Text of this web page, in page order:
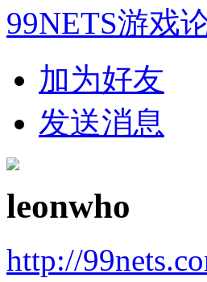
99NETS游戏
加为好友
发送消息
leonwho
http://